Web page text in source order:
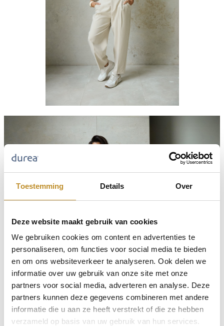
Toestemming Details Over
Deze website maakt gebruik van cookies
We gebruiken cookies om content en advertenties te
personaliseren, om functies voor social media te bieden
en om ons websiteverkeer te analyseren. Ook delen we
informatie over uw gebruik van onze site met onze
partners voor social media, adverteren en analyse. Deze
partners kunnen deze gegevens combineren met andere
informatie die u aan ze heeft verstrekt of die ze hebben
verzameld op basis van uw gebruik van hun services.